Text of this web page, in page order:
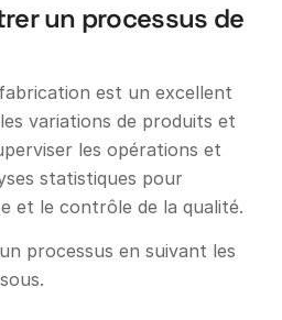
un processus de
est un excellent
variations de produits et
les opérations et
statistiques pour
et le contrôle de la qualité.
processus en suivant les